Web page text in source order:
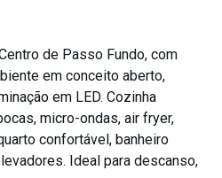
de Passo Fundo, com
em conceito aberto,
em LED. Cozinha
micro-ondas, air fryer,
confortável, banheiro
Ideal para descanso,